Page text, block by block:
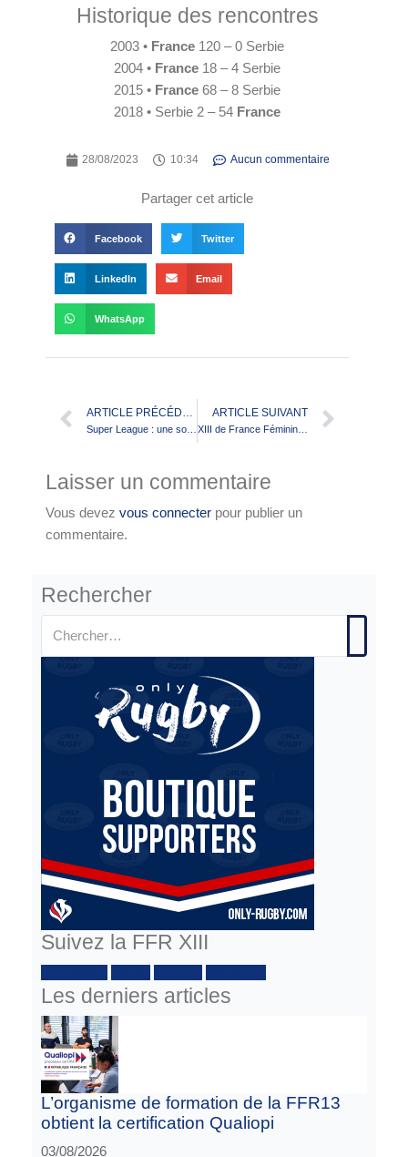
Historique des rencontres
2003 • France 120 – 0 Serbie
2004 • France 18 – 4 Serbie
2015 • France 68 – 8 Serbie
2018 • Serbie 2 – 54 France
28/08/2023 10:34 Aucun commentaire
Partager cet article
Facebook Twitter
LinkedIn Email
WhatsApp
ARTICLE PRÉCÉDENT ARTICLE SUIVANT
Laisser un commentaire
Vous devez vous connecter pour publier un
commentaire.
Rechercher
Suivez la FFR XIII
Les derniers articles
L’organisme de formation de la FFR13
obtient la certification Qualiopi
03/08/2026